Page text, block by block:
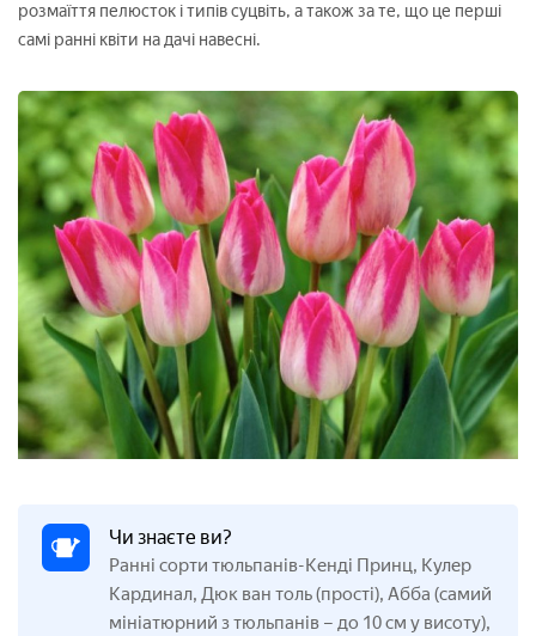
розмаїття пелюсток і типів суцвіть, а також за те, що це перші
самі ранні квіти на дачі навесні.
Чи знаєте ви?
Ранні сорти тюльпанів-Кенді Принц, Кулер
Кардинал, Дюк ван толь (прості), Абба (самий
мініатюрний з тюльпанів – до 10 см у висоту),